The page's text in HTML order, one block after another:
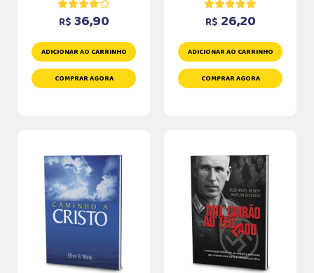
R$ 36,90
ADICIONAR AO CARRINHO
COMPRAR AGORA
R$ 26,20
ADICIONAR AO CARRINHO
COMPRAR AGORA